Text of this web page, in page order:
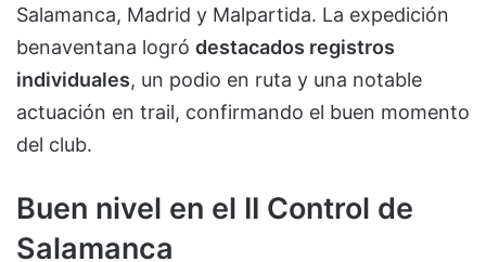
Salamanca, Madrid y Malpartida. La expedición
benaventana logró destacados registros
individuales, un podio en ruta y una notable
actuación en trail, confirmando el buen momento
del club.
Buen nivel en el II Control de
Salamanca